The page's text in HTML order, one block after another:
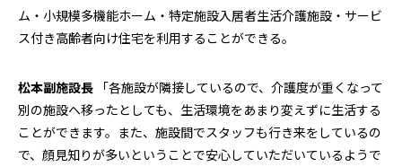
ム・小規模多機能ホーム・特定施設入居者生活介護施設・サービ
ス付き高齢者向け住宅を利用することができる。
松本副施設長 「各施設が隣接しているので、介護度が重くなって
別の施設へ移ったとしても、生活環境をあまり変えずに生活する
ことができます。また、施設間でスタッフも行き来をしているの
で、顔見知りが多いということで安心していただいているようで